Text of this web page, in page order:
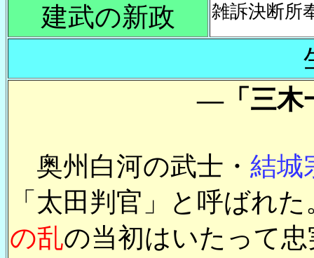
建武の新政 雑訴決断所
―「三木
奥州白河の武士・ 結城
「太田判官」と呼ばれ
の乱の当初はいたって